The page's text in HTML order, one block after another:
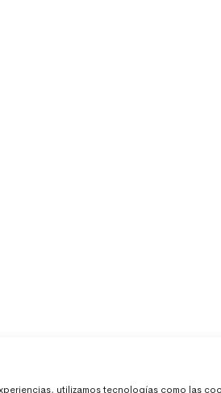
utilizamos tecnologías como las